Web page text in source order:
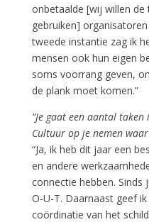
onbetaalde [wij willen
gebruiken]
tweede instantie zag ik
mensen ook hun eigen
soms voorrang geven,
de plank moet komen.”
“Je gaat een aantal
Cultuur op je nemen
“Ja, ik heb dit jaar een
en andere
connectie hebben.
O-U-T. Daarnaast geef
coördinatie van het